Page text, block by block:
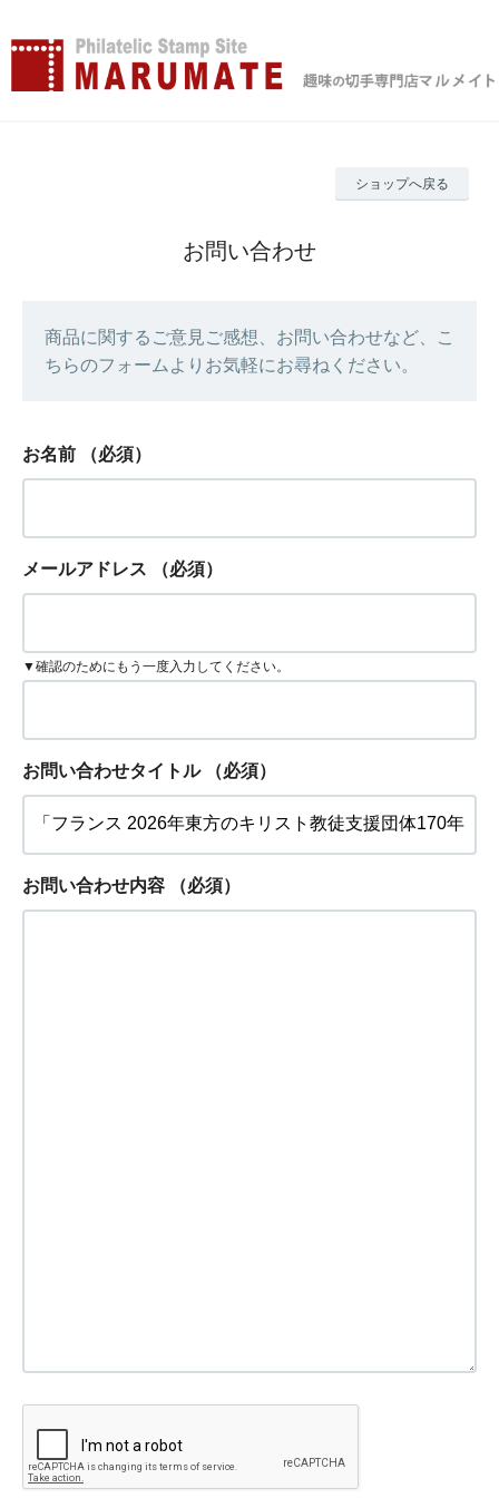
ショップへ戻る
お問い合わせ
商品に関するご意見ご感想、お問い合わせなど、こ
ちらのフォームよりお気軽にお尋ねください。
お名前 （必須）
メールアドレス （必須）
▼確認のためにもう一度入力してください。
お問い合わせタイトル （必須）
お問い合わせ内容 （必須）